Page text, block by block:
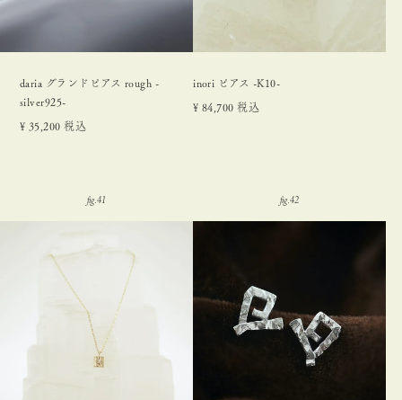
daria グランドピアス rough -
silver925-
¥ 35,200 税込
inori ピアス -K10-
¥ 84,700 税込